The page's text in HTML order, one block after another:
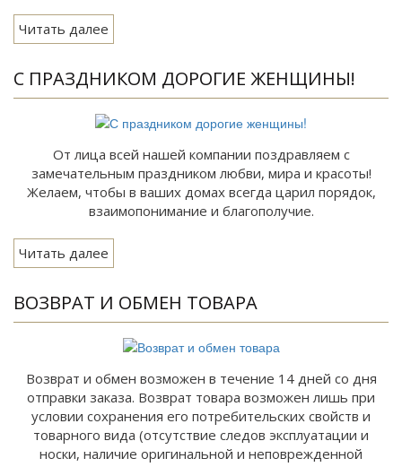
Читать далее
С ПРАЗДНИКОМ ДОРОГИЕ ЖЕНЩИНЫ!
От лица всей нашей компании поздравляем с
замечательным праздником любви, мира и красоты!
Желаем, чтобы в ваших домах всегда царил порядок,
взаимопонимание и благополучие.
Читать далее
ВОЗВРАТ И ОБМЕН ТОВАРА
Возврат и обмен возможен в течение 14 дней со дня
отправки заказа. Возврат товара возможен лишь при
условии сохранения его потребительских свойств и
товарного вида (отсутствие следов эксплуатации и
носки, наличие оригинальной и неповрежденной